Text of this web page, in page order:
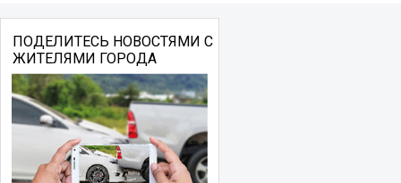
ПОДЕЛИТЕСЬ НОВОСТЯМИ С
ЖИТЕЛЯМИ ГОРОДА